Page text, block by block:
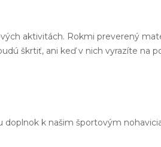
aktivitách. Rokmi preverený
škrtiť, ani keď v nich vyrazíte na
doplnok k našim športovým